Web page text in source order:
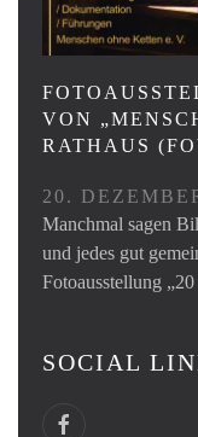
VON
RATHAUS
20.
Manchmal sagen
und jedes gut
Fotoausstellung
SOCIAL